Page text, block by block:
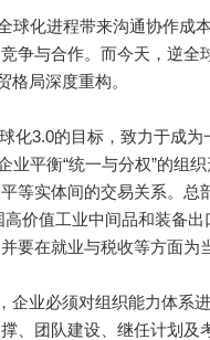
化进程带来沟通协作成
争与合作。而今天，逆全
格局深度重构。
3.0的目标，致力于成为
业平衡“统一与分权”的组
等实体间的交易关系。
价值工业中间品和装备
要在就业与税收等方面为
业必须对组织能力体系
、团队建设、继任计划